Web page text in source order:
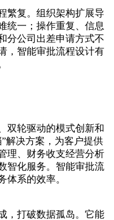
繁复。组织架构扩展导
统一；操作重复、信息
分公司出差申请方式不
，智能审批流程设计有
双轮驱动的模式创新和
解决方案，为客户提供
理、财务收支经营分析
智化服务。智能审批流
体系的效率。
，打破数据孤岛。它能